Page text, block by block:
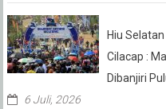
Hiu
Cilacap :
Dibanjiri
6 Juli, 2026